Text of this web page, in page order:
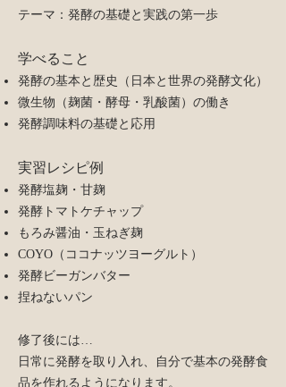
テーマ：発酵の基礎と実践の第一歩
学べること
発酵の基本と歴史（日本と世界の発酵文化）
微生物（麹菌・酵母・乳酸菌）の働き
発酵調味料の基礎と応用
実習レシピ例
発酵塩麹・甘麹
発酵トマトケチャップ
もろみ醤油・玉ねぎ麹
COYO（ココナッツヨーグルト）
発酵ビーガンバター
捏ねないパン​
修了後には…
日常に発酵を取り入れ、自分で基本の発酵食
品を作れるようになります。